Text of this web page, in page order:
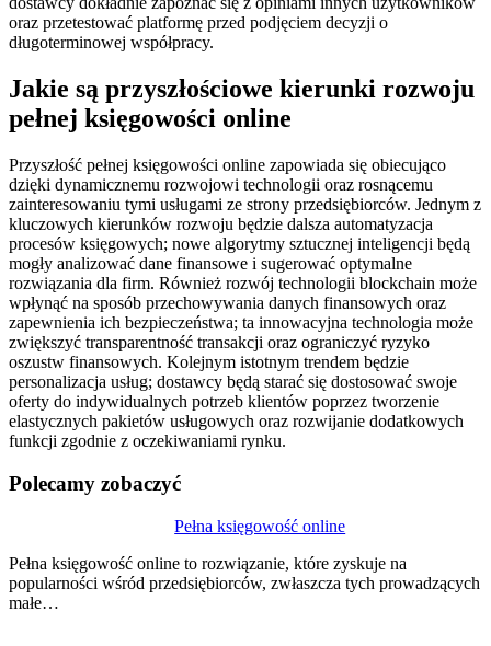
oraz przetestować platformę przed podjęciem decyzji o
długoterminowej współpracy.
Jakie są przyszłościowe kierunki rozwoju
pełnej księgowości online
Przyszłość pełnej księgowości online zapowiada się obiecująco
dzięki dynamicznemu rozwojowi technologii oraz rosnącemu
zainteresowaniu tymi usługami ze strony przedsiębiorców. Jednym z
kluczowych kierunków rozwoju będzie dalsza automatyzacja
procesów księgowych; nowe algorytmy sztucznej inteligencji będą
mogły analizować dane finansowe i sugerować optymalne
rozwiązania dla firm. Również rozwój technologii blockchain może
wpłynąć na sposób przechowywania danych finansowych oraz
zapewnienia ich bezpieczeństwa; ta innowacyjna technologia może
zwiększyć transparentność transakcji oraz ograniczyć ryzyko
oszustw finansowych. Kolejnym istotnym trendem będzie
personalizacja usług; dostawcy będą starać się dostosować swoje
oferty do indywidualnych potrzeb klientów poprzez tworzenie
elastycznych pakietów usługowych oraz rozwijanie dodatkowych
funkcji zgodnie z oczekiwaniami rynku.
Polecamy zobaczyć
Pełna księgowość online
Pełna księgowość online to rozwiązanie, które zyskuje na
popularności wśród przedsiębiorców, zwłaszcza tych prowadzących
małe…
wpisu